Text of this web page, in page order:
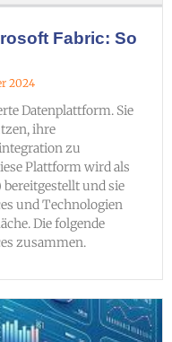
Fabric: So
2024
Datenplattform. Sie
ihre
zu
Plattform wird als
bereitgestellt und sie
und Technologien
Die folgende
zusammen.